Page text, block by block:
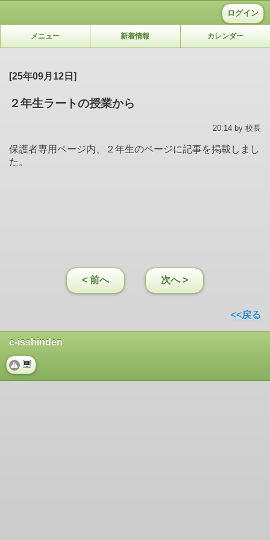
ログイン
メニュー 新着情報 カレンダー
[25年09月12日]
２年生ラートの授業から
20:14 by 校長
保護者専用ページ内、２年生のページに記事を掲載しまし
た。
< 前へ 次へ >
<<戻る
c-isshinden